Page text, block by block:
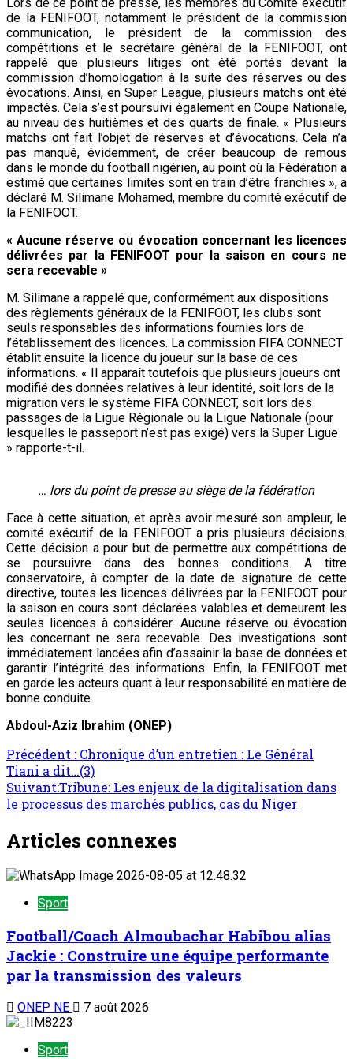
de la FENIFOOT, notamment le président de la commission
communication, le président de la commission des
compétitions et le secrétaire général de la FENIFOOT, ont
rappelé que plusieurs litiges ont été portés devant la
commission d’homologation à la suite des réserves ou des
évocations. Ainsi, en Super League, plusieurs matchs ont été
impactés. Cela s’est poursuivi également en Coupe Nationale,
au niveau des huitièmes et des quarts de finale. « Plusieurs
matchs ont fait l’objet de réserves et d’évocations. Cela n’a
pas manqué, évidemment, de créer beaucoup de remous
dans le monde du football nigérien, au point où la Fédération a
estimé que certaines limites sont en train d’être franchies », a
déclaré M. Silimane Mohamed, membre du comité exécutif de
la FENIFOOT.
« Aucune réserve ou évocation concernant les licences
délivrées par la FENIFOOT pour la saison en cours ne
sera recevable »
M. Silimane a rappelé que, conformément aux dispositions
des règlements généraux de la FENIFOOT, les clubs sont
seuls responsables des informations fournies lors de
l’établissement des licences. La commission FIFA CONNECT
établit ensuite la licence du joueur sur la base de ces
informations. « Il apparaît toutefois que plusieurs joueurs ont
modifié des données relatives à leur identité, soit lors de la
migration vers le système FIFA CONNECT, soit lors des
passages de la Ligue Régionale ou la Ligue Nationale (pour
lesquelles le passeport n’est pas exigé) vers la Super Ligue
» rapporte-t-il.
… lors du point de presse au siège de la fédération
Face à cette situation, et après avoir mesuré son ampleur, le
comité exécutif de la FENIFOOT a pris plusieurs décisions.
Cette décision a pour but de permettre aux compétitions de
se poursuivre dans des bonnes conditions. A titre
conservatoire, à compter de la date de signature de cette
directive, toutes les licences délivrées par la FENIFOOT pour
la saison en cours sont déclarées valables et demeurent les
seules licences à considérer. Aucune réserve ou évocation
les concernant ne sera recevable. Des investigations sont
immédiatement lancées afin d’assainir la base de données et
garantir l’intégrité des informations. Enfin, la FENIFOOT met
en garde les acteurs quant à leur responsabilité en matière de
bonne conduite.
Abdoul-Aziz Ibrahim (ONEP)
Précédent : Chronique d’un entretien : Le Général
Tiani a dit…(3)
Suivant:Tribune: Les enjeux de la digitalisation dans
le processus des marchés publics, cas du Niger
Articles connexes
Sport
Football/Coach Almoubachar Habibou alias
Jackie : Construire une équipe performante
par la transmission des valeurs
ONEP NE 7 août 2026
Sport